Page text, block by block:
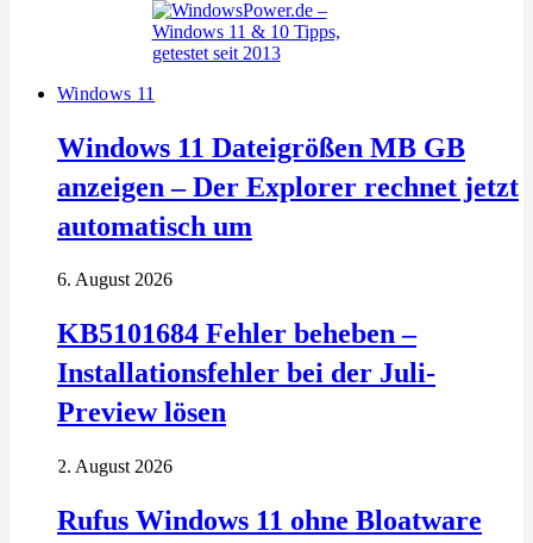
Windows 11
Windows 11 Dateigrößen MB GB
anzeigen – Der Explorer rechnet jetzt
automatisch um
6. August 2026
KB5101684 Fehler beheben –
Installationsfehler bei der Juli-
Preview lösen
2. August 2026
Rufus Windows 11 ohne Bloatware